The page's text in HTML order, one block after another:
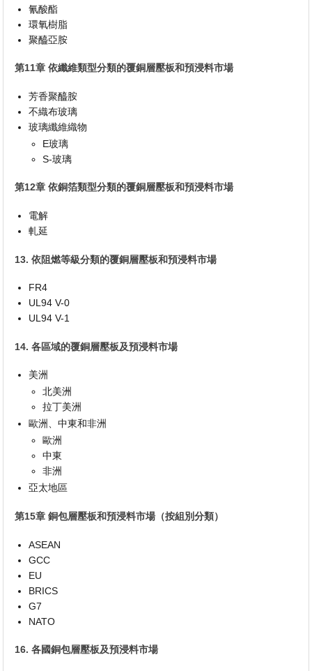
氰酸酯
環氧樹脂
聚醯亞胺
第11章 依纖維類型分類的覆銅層壓板和預浸料市場
芳香聚醯胺
不織布玻璃
玻璃纖維織物
E玻璃
S-玻璃
第12章 依銅箔類型分類的覆銅層壓板和預浸料市場
電解
軋延
13. 依阻燃等級分類的覆銅層壓板和預浸料市場
FR4
UL94 V-0
UL94 V-1
14. 各區域的覆銅層壓板及預浸料市場
美洲
北美洲
拉丁美洲
歐洲、中東和非洲
歐洲
中東
非洲
亞太地區
第15章 銅包層壓板和預浸料市場（按組別分類）
ASEAN
GCC
EU
BRICS
G7
NATO
16. 各國銅包層壓板及預浸料市場